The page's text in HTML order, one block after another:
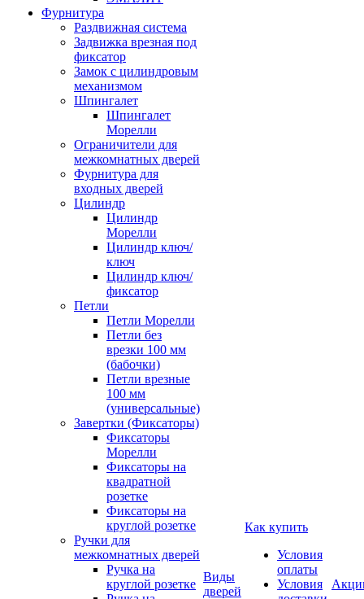
Фурнитура
Раздвижная система
Задвижка врезная под
фиксатор
Замок с цилиндровым
механизмом
Шпингалет
Шпингалет
Морелли
Ограничители для
межкомнатных дверей
Фурнитура для
входных дверей
Цилиндр
Цилиндр
Морелли
Цилиндр ключ/
ключ
Цилиндр ключ/
фиксатор
Петли
Петли Морелли
Петли без
врезки 100 мм
(бабочки)
Петли врезные
100 мм
(универсальные)
Завертки (Фиксаторы)
Фиксаторы
Морелли
Фиксаторы на
квадратной
розетке
Фиксаторы на
круглой розетке
Ручки для
межкомнатных дверей
Ручка на
круглой розетке
Виды
дверей
Как купить
Условия
оплаты
Условия